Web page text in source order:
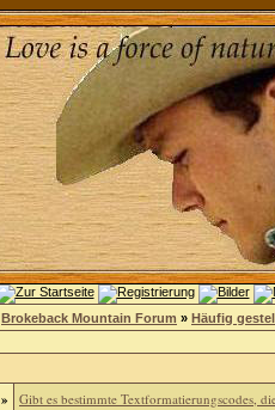
Brokeback Mountain Forum » Häufig
»
Gibt es bestimmte Textformatierungscodes,